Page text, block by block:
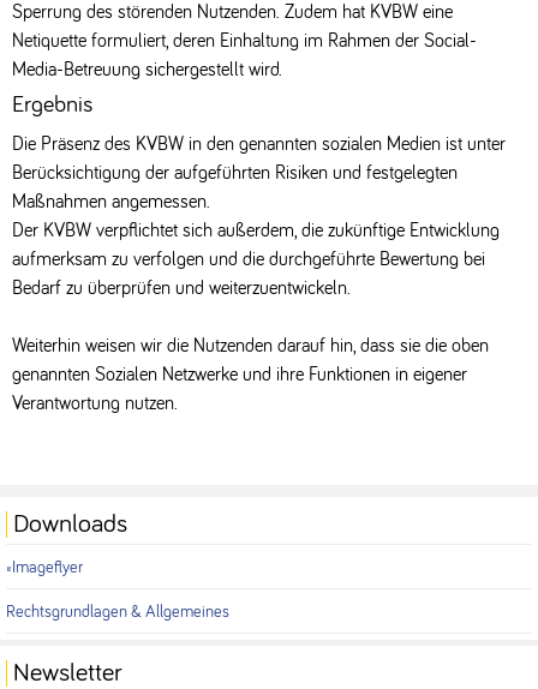
Sperrung des störenden Nutzenden. Zudem hat KVBW eine
Netiquette formuliert, deren Einhaltung im Rahmen der Social-
Media-Betreuung sichergestellt wird.
Ergebnis
Die Präsenz des KVBW in den genannten sozialen Medien ist unter
Berücksichtigung der aufgeführten Risiken und festgelegten
Maßnahmen angemessen.
Der KVBW verpflichtet sich außerdem, die zukünftige Entwicklung
aufmerksam zu verfolgen und die durchgeführte Bewertung bei
Bedarf zu überprüfen und weiterzuentwickeln.
Weiterhin weisen wir die Nutzenden darauf hin, dass sie die oben
genannten Sozialen Netzwerke und ihre Funktionen in eigener
Verantwortung nutzen.
Downloads
Imageflyer
Rechtsgrundlagen & Allgemeines
Newsletter